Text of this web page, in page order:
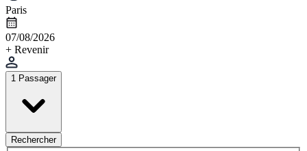
Paris
07/08/2026
+ Revenir
1 Passager
Rechercher